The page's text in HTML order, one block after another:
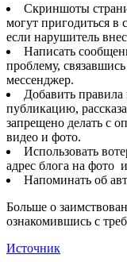
Скриншоты
могут пригодиться в
если нарушитель
Написать
проблему,
мессенджер.
Добавить правила
публикацию,
запрещено делать с
видео и фото.
Использовать
адрес блога на фото
Напоминать об
Больше о
ознакомившись с
Источник